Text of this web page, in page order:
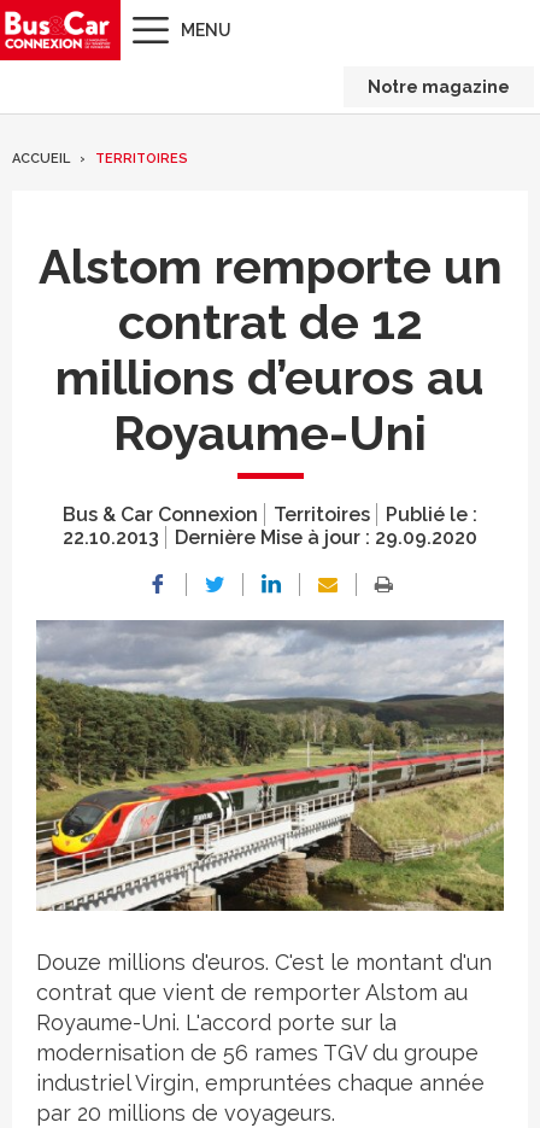
MENU
Notre magazine
ACCUEIL TERRITOIRES
Alstom remporte un
contrat de 12
millions d’euros au
Royaume-Uni
Bus & Car Connexion Territoires
Publié le :
22.10.2013
Dernière Mise à jour : 29.09.2020
Crédit photo
Douze millions d'euros. C'est le montant d'un
contrat que vient de remporter Alstom au
Royaume-Uni. L'accord porte sur la
modernisation de 56 rames TGV du groupe
industriel Virgin, empruntées chaque année
par 20 millions de voyageurs.